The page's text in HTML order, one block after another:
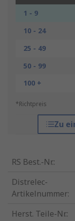
1 - 9
10 - 24
25 - 49
50 - 99
100 +
*Richtpreis
Zu
RS Best.-Nr.:
Distrelec-
Artikelnummer:
Herst. Teile-Nr.: